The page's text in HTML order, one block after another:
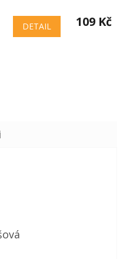
DETAIL 109 Kč
5 z 5 hvězdiček.
5 z 5 hvězdiček.